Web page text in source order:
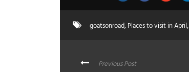
goatsonroad, Places to visit in April,
Previous Post